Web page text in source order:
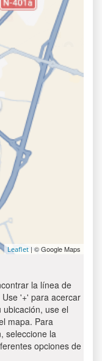
Leaflet | © Google Maps
la línea de
'+' para acercar
use el
mapa. Para
seleccione la
opciones de